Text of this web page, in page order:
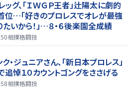
ッグ、「ＩＷＧＰ王者」辻陽太に劇的
位…「好きのプロレスでオレが最強
いから！」…８・６後楽園全成績
相撲格闘技
ク・ジュニアさん、「新日本プロレス」
悼１０カウントゴングをささげる
相撲格闘技